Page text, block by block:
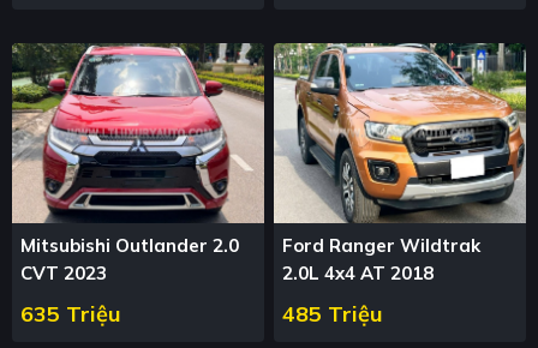
Mitsubishi Outlander 2.0
CVT 2023
635 Triệu
Ford Ranger Wildtrak
2.0L 4x4 AT 2018
485 Triệu